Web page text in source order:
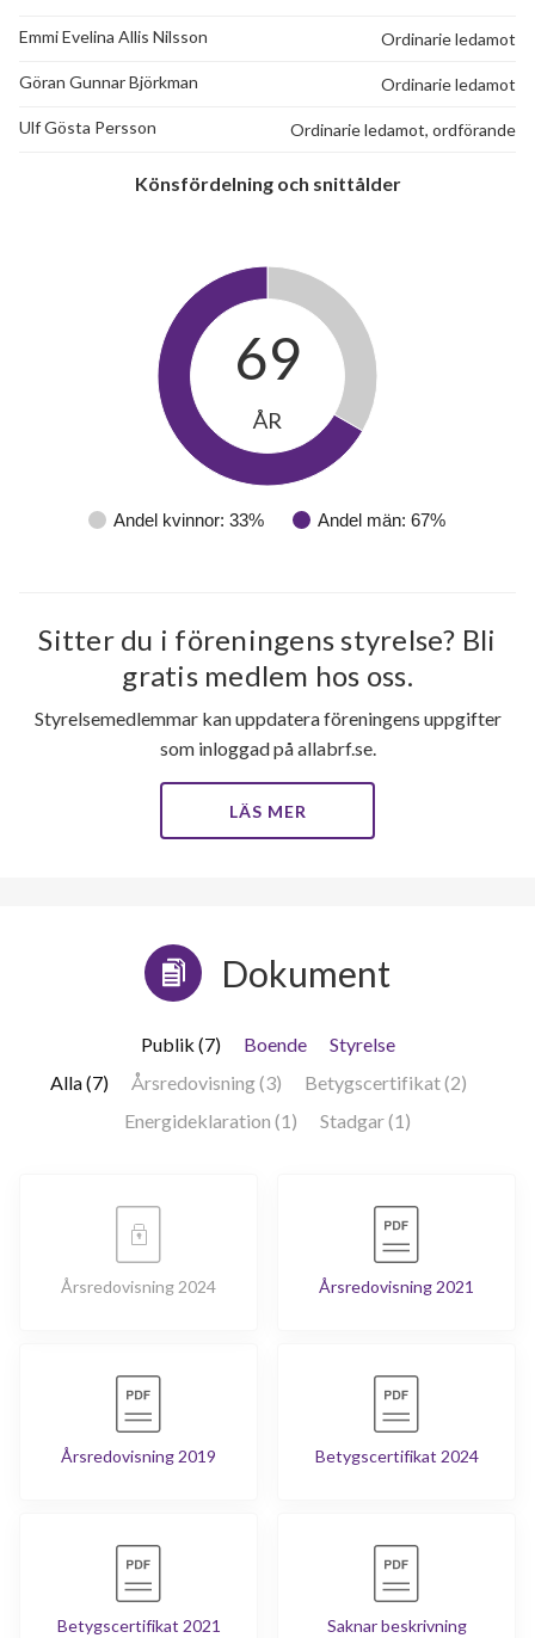
Emmi Evelina Allis Nilsson Ordinarie ledamot
Göran Gunnar Björkman Ordinarie ledamot
Ulf Gösta Persson Ordinarie ledamot, ordförande
Könsfördelning och snittålder
Andel kvinnor: 33% Andel män: 67%
69
ÅR
Sitter du i föreningens styrelse? Bli
gratis medlem hos oss.
Styrelsemedlemmar kan uppdatera föreningens uppgifter
som inloggad på allabrf.se.
LÄS MER
Dokument
Publik (7) Boende
Styrelse
Alla (7)
Årsredovisning (3)
Betygscertifikat (2)
Energideklaration (1)
Stadgar (1)
Årsredovisning 2024 Årsredovisning 2021
Årsredovisning 2019 Betygscertifikat 2024
Betygscertifikat 2021 Saknar beskrivning